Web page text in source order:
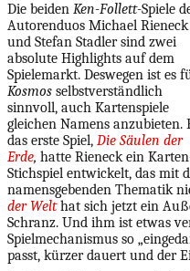
Die beiden Ken-Follett-Spiele
Autorenduos Michael Rieneck
und Stefan Stadler sind zwei
absolute Highlights auf dem
Spielemarkt. Deswegen ist es
Kosmos selbstverständlich
sinnvoll, auch Kartenspiele
gleichen Namens anzubieten.
das erste Spiel, Die Säulen der
Erde, hatte Rieneck ein
Stichspiel entwickelt, das mit
namensgebenden Thematik
der Welthat sich jetzt ein
Schranz. Und ihm ist etwas
Spielmechanismus so
passt, kürzer dauert und der